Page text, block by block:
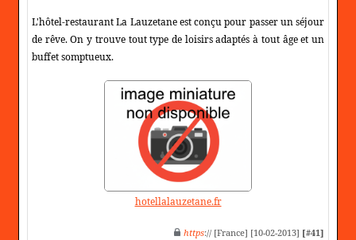
L'hôtel-restaurant La Lauzetane est conçu pour passer un séjour
de rêve. On y trouve tout type de loisirs adaptés à tout âge et un
buffet somptueux.
hotellalauzetane.fr
https:// [France] [10-02-2013] [#41]